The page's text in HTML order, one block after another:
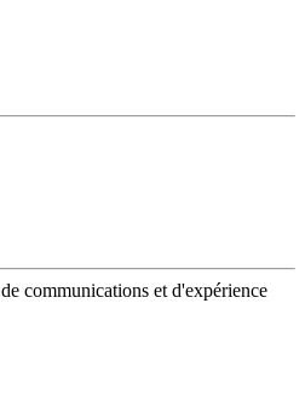
communications et d'expérience